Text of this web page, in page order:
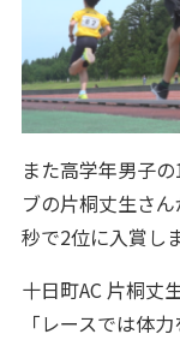
また高学年男子
ブの片桐丈生さ
秒で2位に入賞し
十日町AC 片桐丈
「レースでは体